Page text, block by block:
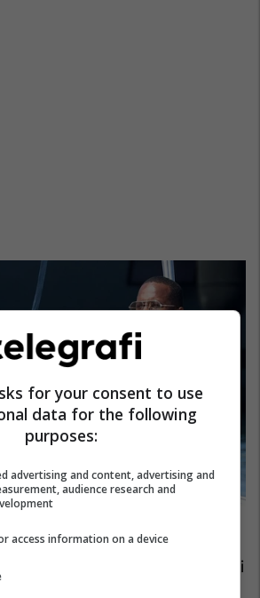
krahasim me kohën kur publikoi
është e panjohur",
for your consent to use
data for the following
purposes:
advertising and content, advertising and
audience research and
access information on a device